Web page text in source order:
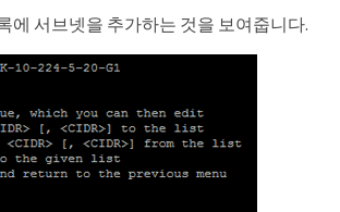
에 서브넷을 추가하는 것을 보여줍니다.